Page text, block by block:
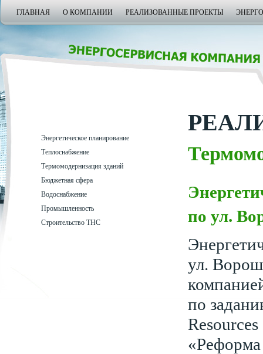
ГЛАВНАЯ О КОМПАНИИ РЕАЛИЗОВАННЫЕ ПРОЕКТЫ
Энергетическое планирование
Теплоснабжение
Термомодернизация зданий
Бюджетная сфера
Водоснабжение
Промышленность
Строительство ТНС
по ул.
ул.
по
«Реформа